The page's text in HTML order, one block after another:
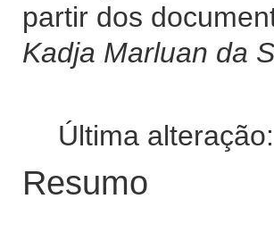
partir dos
Kadja Marluan da
Última
Resumo